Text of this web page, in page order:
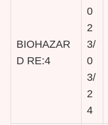
BIOHAZAR
D RE:4
0
2
3/
0
3/
2
4